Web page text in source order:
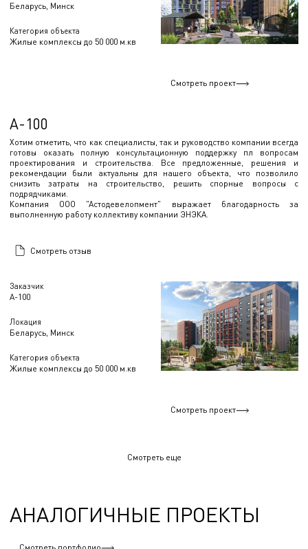
Беларусь, Минск
Категория объекта
Жилые комплексы до 50 000 м.кв
Смотреть проект
Заказчик
А-100
Локация
Беларусь, Минск
Категория объекта
Жилые комплексы до 50 000 м.кв
А-100
Хотим отметить, что как специалисты, так и руководство компании всегда
готовы оказать полную консультационную поддержку пл вопросам
проектирования и строительства. Все предложенные, решения и
рекомендации были актуальны для нашего объекта, что позволило
снизить затраты на строительство, решить спорные вопросы с
подрядчиками.
Компания ООО "Астодевелопмент" выражает благодарность за
выполненную работу коллективу компании ЭНЭКА.
Смотреть отзыв
Смотреть проект
Смотреть еще
АНАЛОГИЧНЫЕ ПРОЕКТЫ